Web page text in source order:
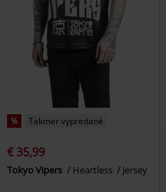
% Takmer vypredané
€ 35,99
Tokyo Vipers Heartless Jersey